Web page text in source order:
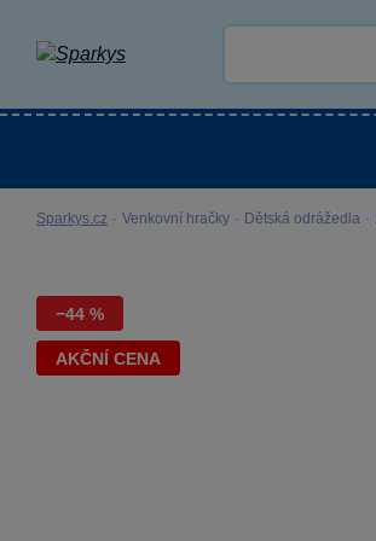
Sparkys.cz · Venkovní hračky · Dětská odrážedla ·
−44 %
AKČNÍ CENA